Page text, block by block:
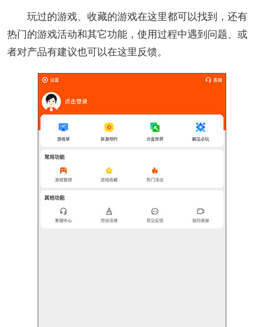
玩过的游戏、收藏的游戏在这里都可以找到，还有
热门的游戏活动和其它功能，使用过程中遇到问题、或
者对产品有建议也可以在这里反馈。